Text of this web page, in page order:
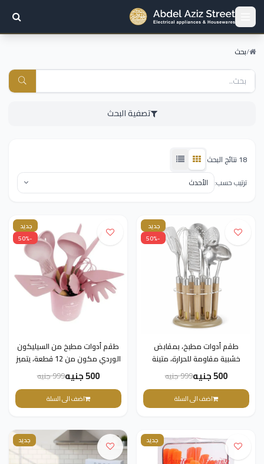
/بحث
تصفية البحث
18 نتائج البحث
ترتيب حسب:
جديد
-50%
طقم أدوات مطبخ، بمقابض
خشبية مقاومة للحرارة، متينة
ومقاومة للصدأ، ملاعق مصفاة
مدمجة شديدة التحمل للمطبخ
500 جنيه 999 جنيه
اضف الى السلة
جديد
-50%
طقم أدوات مطبخ من السيليكون
الوردي مكون من 12 قطعة، يتميز
بمقابض خشبية وحامل تخزين
مطابق. 500 جنيه 999 جنيه
اضف الى السلة
جديد جديد